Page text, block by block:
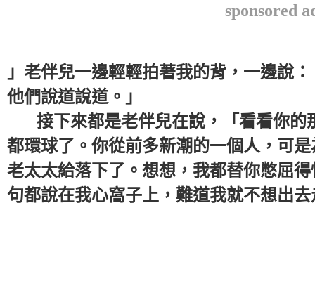
sponsored
」老伴兒一邊輕輕拍著我的背，一邊說
他們說道說道。」
接下來都是老伴兒在說，「看看你的
都環球了。你從前多新潮的一個人，可
老太太給落下了。想想，我都替你憋屈
句都說在我心窩子上，難道我就不想出去